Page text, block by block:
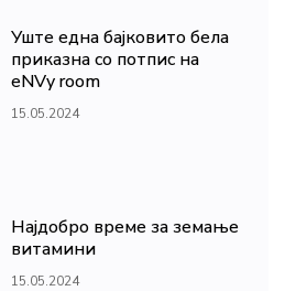
Уште една бајковито бела
приказна со потпис на
eNVy room
15.05.2024
Најдобро време за земање
витамини
15.05.2024